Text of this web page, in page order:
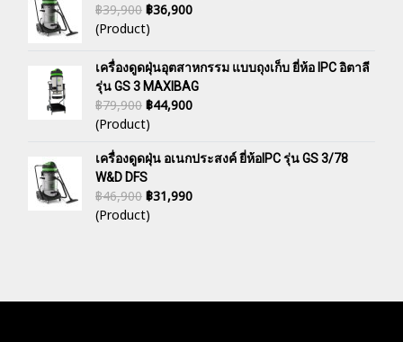
฿39,900฿36,900
(Product)
เครื่องดูดฝุ่นอุตสาหกรรม แบบถุงเก็บ ยี่ห้อ IPC อิตาลี
รุ่น GS 3 MAXIBAG
฿79,900฿44,900
(Product)
เครื่องดูดฝุ่น อเนกประสงค์ ยี่ห้อIPC รุ่น GS 3/78
W&D DFS
฿46,900฿31,990
(Product)